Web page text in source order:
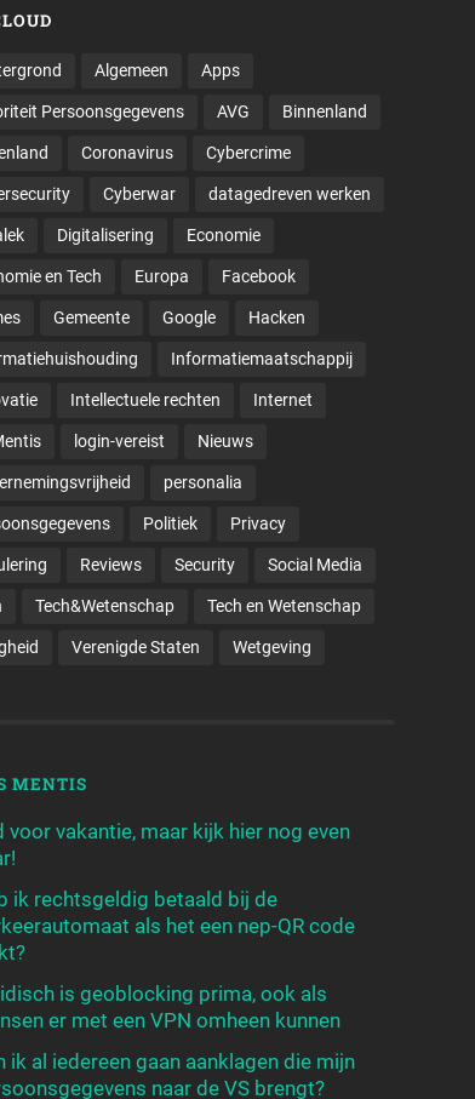
Algemeen Apps
Persoonsgegevens AVG Binnenland
Coronavirus Cybercrime
Cyberwar datagedreven werken
Digitalisering Economie
en Tech Europa Facebook
Gemeente Google Hacken
Informatiemaatschappij
Intellectuele rechten Internet
login-vereist Nieuws
personalia
Politiek Privacy
Reviews Security Social Media
Tech&Wetenschap Tech en Wetenschap
Verenigde Staten Wetgeving
MENTIS
voor vakantie, maar kijk hier nog even
ik rechtsgeldig betaald bij de
als het een nep-QR code
is geoblocking prima, ook als
er met een VPN omheen kunnen
ik al iedereen gaan aanklagen die mijn
naar de VS brengt?